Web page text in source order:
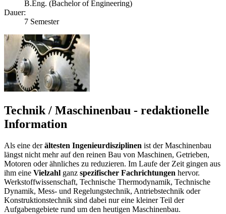
B.Eng. (Bachelor of Engineering)
Dauer:
7 Semester
Technik / Maschinenbau - redaktionelle
Information
Als eine derältesten Ingenieurdisziplinen ist der Maschinenbau
längst nicht mehr auf den reinen Bau von Maschinen, Getrieben,
Motoren oder ähnliches zu reduzieren. Im Laufe der Zeit gingen aus
ihm eine Vielzahl ganz spezifischer Fachrichtungen hervor.
Werkstoffwissenschaft, Technische Thermodynamik, Technische
Dynamik, Mess- und Regelungstechnik, Antriebstechnik oder
Konstruktionstechnik sind dabei nur eine kleiner Teil der
Aufgabengebiete rund um den heutigen Maschinenbau.